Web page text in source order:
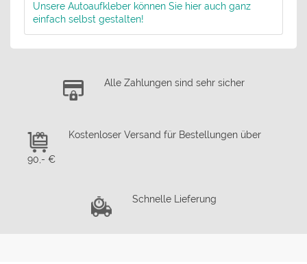
Unsere Autoaufkleber können Sie hier auch ganz
einfach selbst gestalten!
Alle Zahlungen sind sehr sicher
Kostenloser Versand für Bestellungen über
90,- €
Schnelle Lieferung